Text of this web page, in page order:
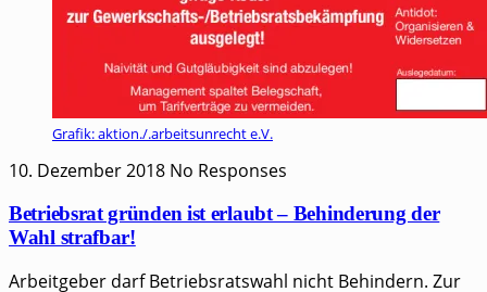
Grafik: aktion./.arbeitsunrecht e.V.
10. Dezember 2018 No Responses
Betriebsrat gründen ist erlaubt – Behinderung der
Wahl strafbar!
Arbeit­ge­ber darf Betriebs­rats­wahl nicht Behin­dern. Zur